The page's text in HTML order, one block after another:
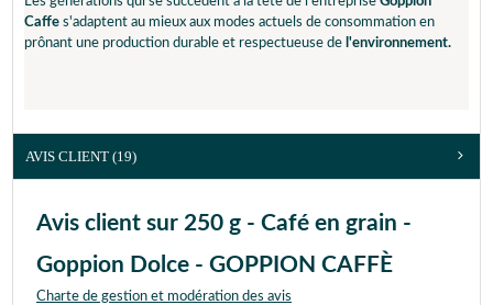
Caffe s'adaptent au mieux aux modes actuels de consommation en
prônant une production durable et respectueuse de l'environnement.
AVIS CLIENT (19)
Avis client sur 250 g - Café en grain -
Goppion Dolce - GOPPION CAFFÈ
Charte de gestion et modération des avis